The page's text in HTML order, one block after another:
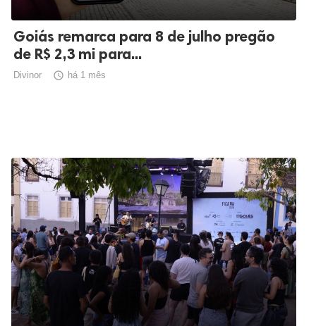
Goiás remarca para 8 de julho pregão
de R$ 2,3 mi para...
Divinor  há 1 mês